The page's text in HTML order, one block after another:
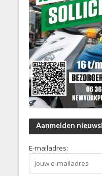
Aanmelden
E-mailadres: